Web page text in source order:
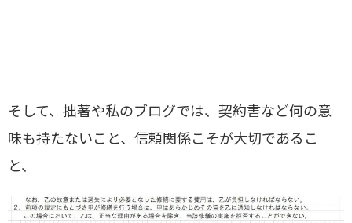
そして、拙著や私のブログでは、契約書など何の意
味も持たないこと、 信頼関係こそが大切であるこ
と、